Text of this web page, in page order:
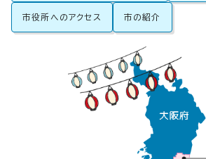
市役所へのアクセス 市の紹介